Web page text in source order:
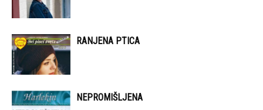
RANJENA PTICA
NEPROMIŠLJENA